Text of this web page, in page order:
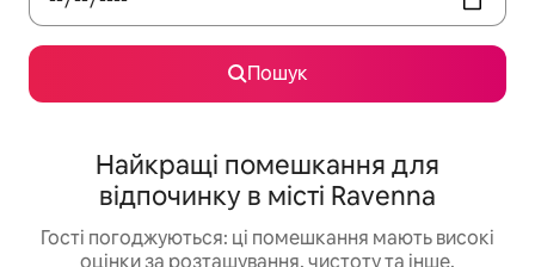
Пошук
Найкращі помешкання для
відпочинку в місті Ravenna
Гості погоджуються: ці помешкання мають високі
оцінки за розташування, чистоту та інше.